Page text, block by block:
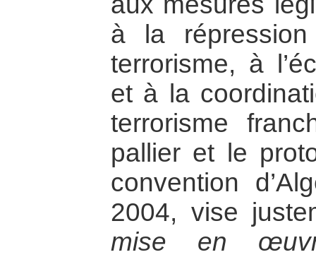
à la
terrorisme, à
et à la
terrorisme
pallier et le
convention
2004, vise
mise en